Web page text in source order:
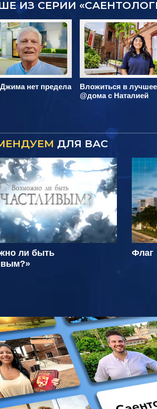
ИЗ СЕРИИ
нет предела
Вложиться в лучшее
@дома с Наталией
ДЛЯ ВАС
ли быть
Флаг